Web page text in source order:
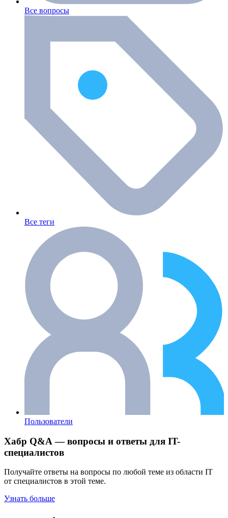
Все вопросы
Все теги
Пользователи
Хабр Q&A — вопросы и ответы для IT-
специалистов
Получайте ответы на вопросы по любой теме из области IT
от специалистов в этой теме.
Узнать больше